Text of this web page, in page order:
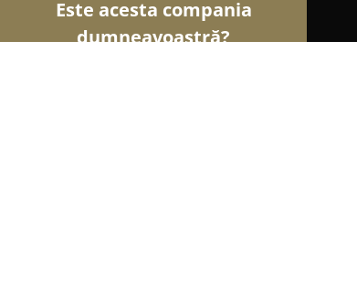
Este acesta compania
dumneavoastră?